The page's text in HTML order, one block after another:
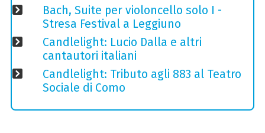
Bach, Suite per violoncello solo I -
Stresa Festival a Leggiuno
Candlelight: Lucio Dalla e altri
cantautori italiani
Candlelight: Tributo agli 883 al Teatro
Sociale di Como